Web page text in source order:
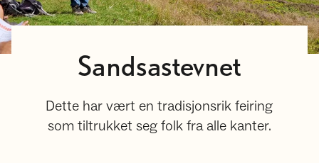
Sandsastevnet
Dette har vært en tradisjonsrik feiring
som tiltrukket seg folk fra alle kanter.